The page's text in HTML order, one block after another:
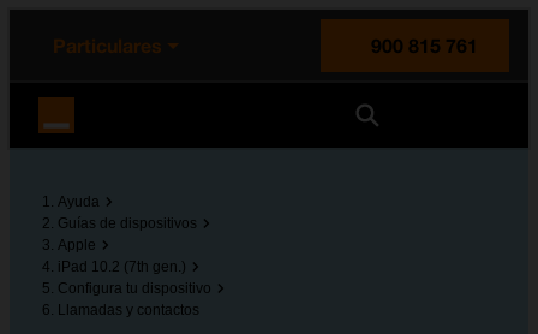
principal
la página
Particulares
900 815 761
Ayuda
Guías de dispositivos
Apple
iPad 10.2 (7th gen.)
Configura tu dispositivo
Llamadas y contactos